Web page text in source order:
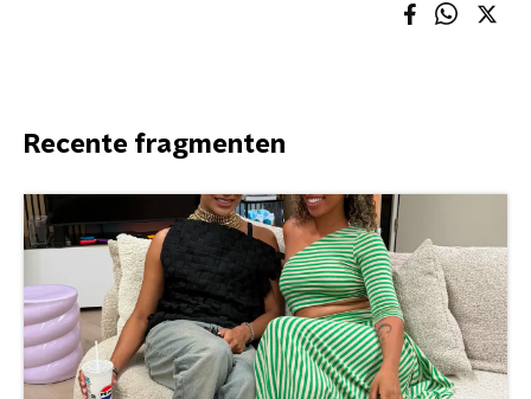
Recente fragmenten